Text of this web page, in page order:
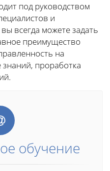
под руководством
и
всегда можете задать
преимущество
на
проработка
обучение